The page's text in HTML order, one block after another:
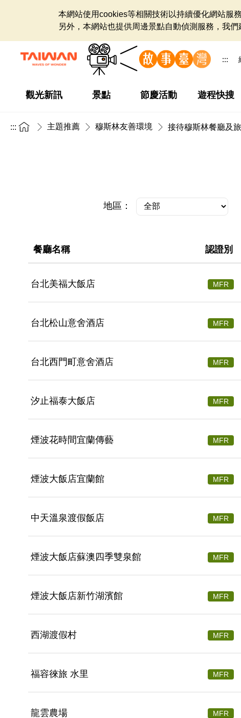
本網站使用cookies等相關技術以持續優化網站服
另外，本網站也提供周邊景點自動偵測服務，我
:::
觀光新訊 景點 節慶活動 遊程快搜
::: 主題推薦 穆斯林友善環境 接待穆斯林餐廳及
地區：
餐廳名稱 認證別
台北美福大飯店 MFR
台北松山意舍酒店 MFR
台北西門町意舍酒店 MFR
汐止福泰大飯店 MFR
煙波花時間宜蘭傳藝 MFR
煙波大飯店宜蘭館 MFR
中天溫泉渡假飯店 MFR
煙波大飯店蘇澳四季雙泉館 MFR
煙波大飯店新竹湖濱館 MFR
西湖渡假村 MFR
福容徠旅 水里 MFR
龍雲農場 MFR